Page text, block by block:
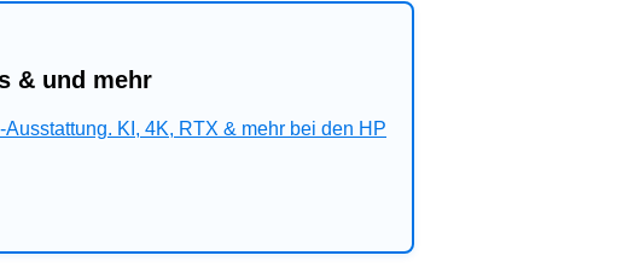
& und mehr
KI, 4K, RTX & mehr bei den HP